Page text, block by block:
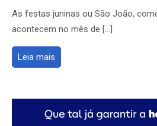
As festas juninas ou São João,
acontecem no mês de […]
Leia mais